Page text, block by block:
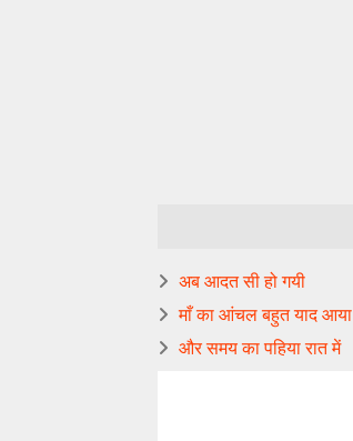
अब आदत सी हो गयी
माँ का आंचल बहुत याद आया
और समय का पहिया रात में